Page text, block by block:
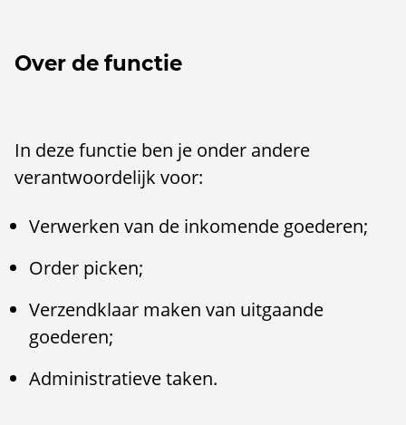
Over de functie
In deze functie ben je onder andere
verantwoordelijk voor:
Verwerken van de inkomende goederen;
Order picken;
Verzendklaar maken van uitgaande
goederen;
Administratieve taken.